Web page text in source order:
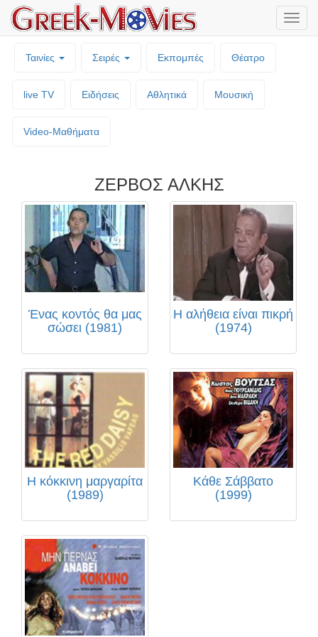
Ταινίες Σειρές Εκπομπές Θέατρο
live TV Ειδήσεις Αθλητικά Μουσική
Video-Mαθήματα
ΖΕΡΒΟΣ ΑΛΚΗΣ
Ένας κοντός θα μας
σώσει (1981)
Η αλήθεια είναι πικρή
(1974)
Η κόκκινη μαργαρίτα
(1989)
Κάθε Σάββατο
(1999)